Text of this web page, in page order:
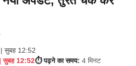
सुबह 12:52
सुबह 12:52⏱️ पढ़ने का समय: 4 मिनट